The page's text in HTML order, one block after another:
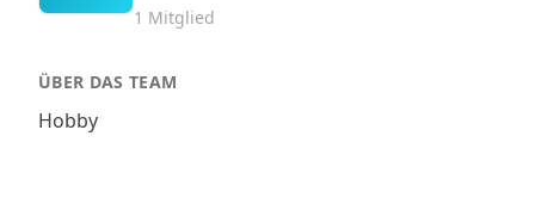
1 Mitglied
ÜBER DAS TEAM
Hobby